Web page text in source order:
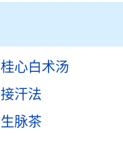
桂心白术汤
接汗法
生脉茶